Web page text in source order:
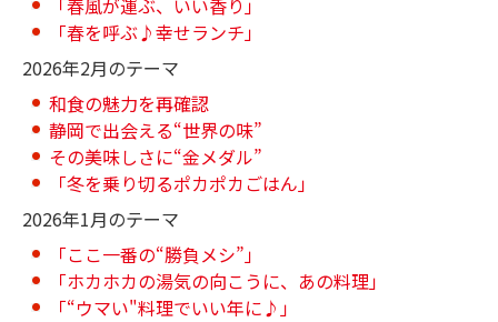
「春を呼ぶ♪幸せランチ」
2026年2月のテーマ
和食の魅力を再確認
静岡で出会える“世界の味”
その美味しさに“金メダル”
「冬を乗り切るポカポカごはん」
2026年1月のテーマ
「ここ一番の“勝負メシ”」
「ホカホカの湯気の向こうに、あの料理」
「“ウマい"料理でいい年に♪」